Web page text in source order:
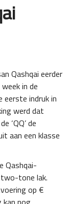
Qashqai eerder
in de
eerste indruk in
werd dat
‘QQ’ de
aan een klasse
Qashqai-
tone lak.
op €